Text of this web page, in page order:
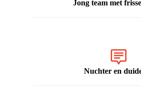
Jong team met
Nuchter en